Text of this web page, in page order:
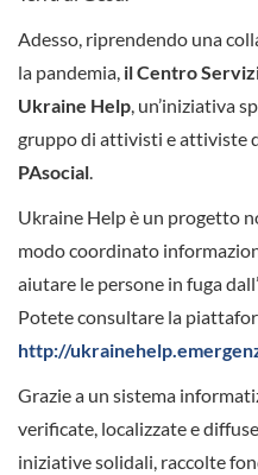
Adesso, riprendendo una
la pandemia, il Centro
Ukraine Help, un’iniziativa
gruppo di attivisti e attiviste
PAsocial.
Ukraine Help è un progetto
modo coordinato
aiutare le persone in fuga
Potete consultare la
http://
Grazie a un sistema
verificate, localizzate e
iniziative solidali, raccolte